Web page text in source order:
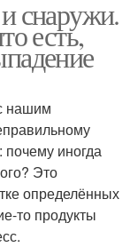
снаружи.
есть,
нашим
иногда
Это
определённых
то продукты